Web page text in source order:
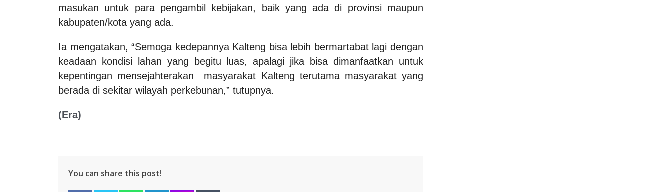
masukan untuk para pengambil kebijakan, baik yang ada di provinsi maupun
kabupaten/kota yang ada.
Ia mengatakan, “Semoga kedepannya Kalteng bisa lebih bermartabat lagi dengan
keadaan kondisi lahan yang begitu luas, apalagi jika bisa dimanfaatkan untuk
kepentingan mensejahterakan masyarakat Kalteng terutama masyarakat yang
berada di sekitar wilayah perkebunan,” tutupnya.
(Era)
You can share this post!